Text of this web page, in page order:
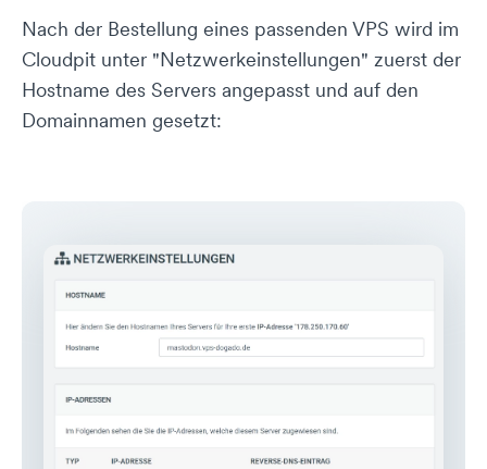
Nach der Bestellung eines passenden VPS wird im
Cloudpit unter "Netzwerkeinstellungen" zuerst der
Hostname des Servers angepasst und auf den
Domainnamen gesetzt: